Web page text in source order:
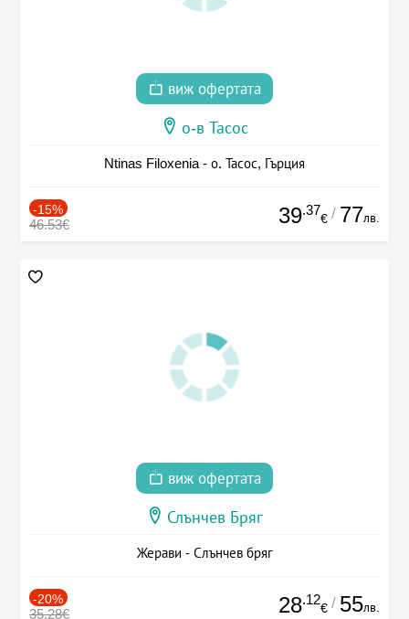
виж офертата
о-в Тасос
Ntinas Filoxenia - о. Тасос, Гърция
-15%
46.53€ 39.37
€ / 77лв.
виж офертата
Слънчев Бряг
Жерави - Слънчев бряг
-20%
35.28€ 28.12
€ / 55лв.